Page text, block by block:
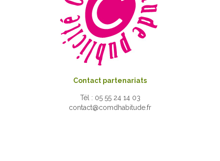
Contact partenariats
Tél : 05 55 24 14 03
contact@comdhabitude.fr